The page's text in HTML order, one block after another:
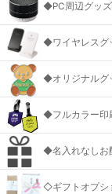
◆PC周辺グッズ
◆ワイヤレスグ
◆オリジナルグ
◆フルカラー印
◆名入れなしお
◇ギフトオプシ